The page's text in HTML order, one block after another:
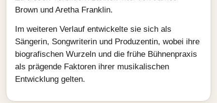
Brown und Aretha Franklin.
Im weiteren Verlauf entwickelte sie sich als
Sängerin, Songwriterin und Produzentin, wobei ihre
biografischen Wurzeln und die frühe Bühnenpraxis
als prägende Faktoren ihrer musikalischen
Entwicklung gelten.